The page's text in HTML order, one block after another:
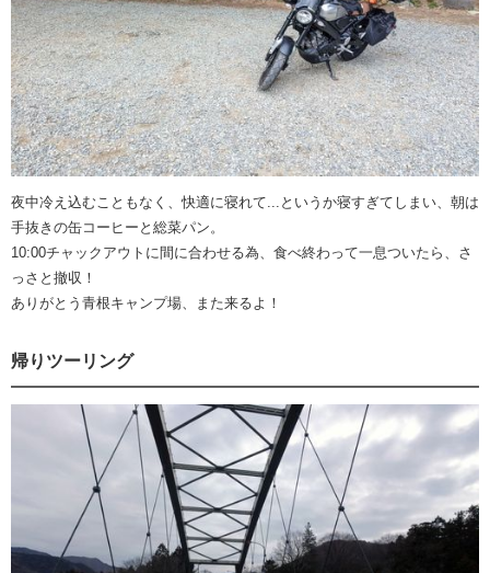
夜中冷え込むこともなく、快適に寝れて...というか寝すぎてしまい、朝は
手抜きの缶コーヒーと総菜パン。
10:00チャックアウトに間に合わせる為、食べ終わって一息ついたら、さ
っさと撤収！
ありがとう青根キャンプ場、また来るよ！
帰りツーリング